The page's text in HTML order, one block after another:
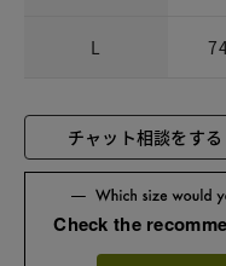
L
チャット相談をする
Check the